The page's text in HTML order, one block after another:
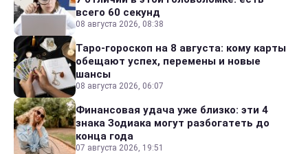
всего 60 секунд
08 августа 2026, 08:38
Таро-гороскоп на 8 августа: кому карты
обещают успех, перемены и новые
шансы
08 августа 2026, 06:07
Финансовая удача уже близко: эти 4
знака Зодиака могут разбогатеть до
конца года
07 августа 2026, 19:51